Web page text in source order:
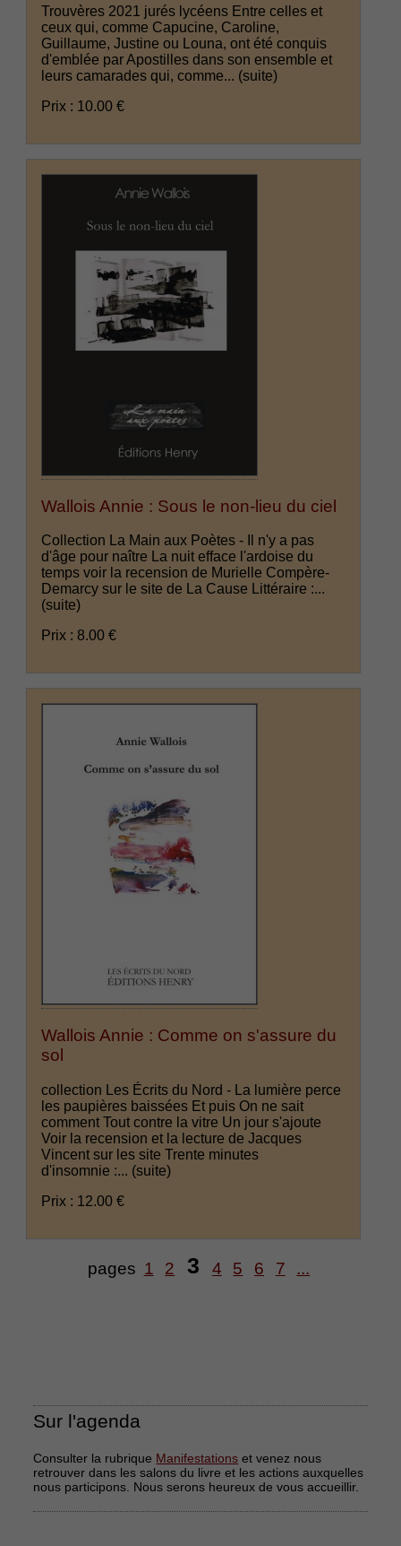
Trouvères 2021 jurés lycéens Entre celles et
ceux qui, comme Capucine, Caroline,
Guillaume, Justine ou Louna, ont été conquis
d'emblée par Apostilles dans son ensemble et
leurs camarades qui, comme... (suite)
Prix : 10.00 €
Wallois Annie : Sous le non-lieu du ciel
Collection La Main aux Poètes - Il n'y a pas
d'âge pour naître La nuit efface l'ardoise du
temps voir la recension de Murielle Compère-
Demarcy sur le site de La Cause Littéraire :...
(suite)
Prix : 8.00 €
Wallois Annie : Comme on s'assure du
sol
collection Les Écrits du Nord - La lumière perce
les paupières baissées Et puis On ne sait
comment Tout contre la vitre Un jour s'ajoute
Voir la recension et la lecture de Jacques
Vincent sur les site Trente minutes
d'insomnie :... (suite)
Prix : 12.00 €
pages 1 2 3 4 5 6 7 ...
Sur l'agenda
Consulter la rubrique Manifestations et venez nous
retrouver dans les salons du livre et les actions auxquelles
nous participons. Nous serons heureux de vous accueillir.